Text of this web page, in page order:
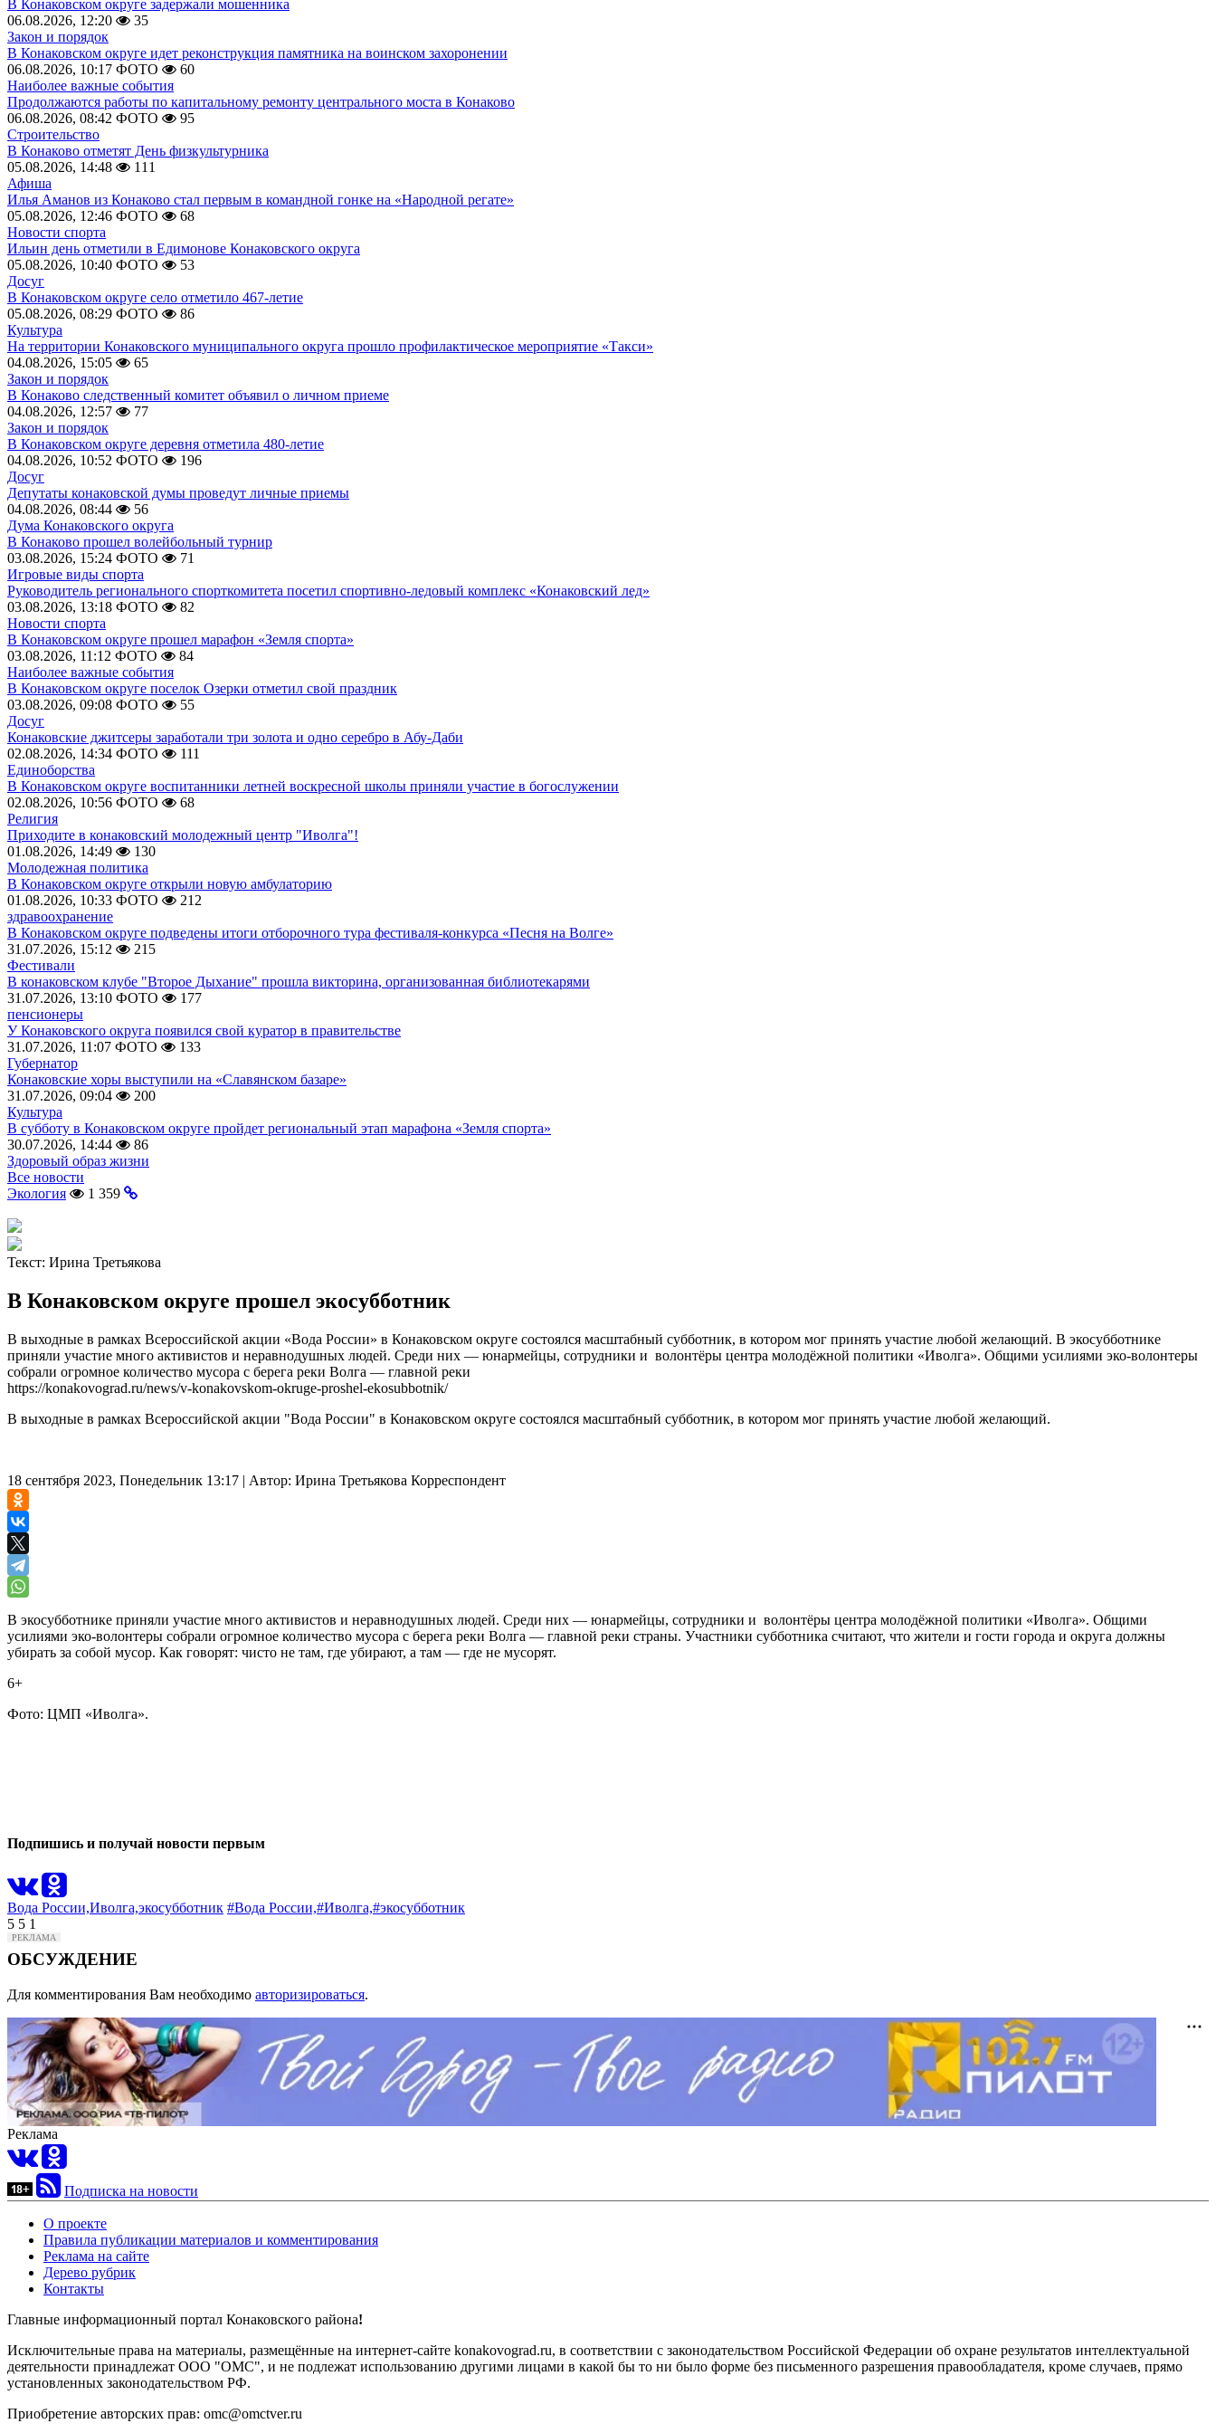
В Конаковском округе задержали мошенника
06.08.2026, 12:20
35
Закон и порядок
В Конаковском округе идет реконструкция памятника на воинском захоронении
06.08.2026, 10:17 ФОТО
60
Наиболее важные события
Продолжаются работы по капитальному ремонту центрального моста в Конаково
06.08.2026, 08:42 ФОТО
95
Строительство
В Конаково отметят День физкультурника
05.08.2026, 14:48
111
Афиша
Илья Аманов из Конаково стал первым в командной гонке на «Народной регате»
05.08.2026, 12:46 ФОТО
68
Новости спорта
Ильин день отметили в Едимонове Конаковского округа
05.08.2026, 10:40 ФОТО
53
Досуг
В Конаковском округе село отметило 467-летие
05.08.2026, 08:29 ФОТО
86
Культура
На территории Конаковского муниципального округа прошло профилактическое мероприятие «Такси»
04.08.2026, 15:05
65
Закон и порядок
В Конаково следственный комитет объявил о личном приеме
04.08.2026, 12:57
77
Закон и порядок
В Конаковском округе деревня отметила 480-летие
04.08.2026, 10:52 ФОТО
196
Досуг
Депутаты конаковской думы проведут личные приемы
04.08.2026, 08:44
56
Дума Конаковского округа
В Конаково прошел волейбольный турнир
03.08.2026, 15:24 ФОТО
71
Игровые виды спорта
Руководитель регионального спорткомитета посетил спортивно-ледовый комплекс «Конаковский лед»
03.08.2026, 13:18 ФОТО
82
Новости спорта
В Конаковском округе прошел марафон «Земля спорта»
03.08.2026, 11:12 ФОТО
84
Наиболее важные события
В Конаковском округе поселок Озерки отметил свой праздник
03.08.2026, 09:08 ФОТО
55
Досуг
Конаковские джитсеры заработали три золота и одно серебро в Абу-Даби
02.08.2026, 14:34 ФОТО
111
Единоборства
В Конаковском округе воспитанники летней воскресной школы приняли участие в богослужении
02.08.2026, 10:56 ФОТО
68
Религия
Приходите в конаковский молодежный центр "Иволга"!
01.08.2026, 14:49
130
Молодежная политика
В Конаковском округе открыли новую амбулаторию
01.08.2026, 10:33 ФОТО
212
здравоохранение
В Конаковском округе подведены итоги отборочного тура фестиваля-конкурса «Песня на Волге»
31.07.2026, 15:12
215
Фестивали
В конаковском клубе "Второе Дыхание" прошла викторина, организованная библиотекарями
31.07.2026, 13:10 ФОТО
177
пенсионеры
У Конаковского округа появился свой куратор в правительстве
31.07.2026, 11:07 ФОТО
133
Губернатор
Конаковские хоры выступили на «Славянском базаре»
31.07.2026, 09:04
200
Культура
В субботу в Конаковском округе пройдет региональный этап марафона «Земля спорта»
30.07.2026, 14:44
86
Здоровый образ жизни
Все новости
Экология
1 359
Текст: Ирина Третьякова
В Конаковском округе прошел экосубботник
В выходные в рамках Всероссийской акции «Вода России» в Конаковском округе состоялся масштабный субботник, в котором мог принять участие любой желающий. В экосубботнике
приняли участие много активистов и неравнодушных людей. Среди них — юнармейцы, сотрудники и волонтёры центра молодёжной политики «Иволга». Общими усилиями эко-волонтеры
собрали огромное количество мусора с берега реки Волга — главной реки
https://konakovograd.ru/news/v-konakovskom-okruge-proshel-ekosubbotnik/
В выходные в рамках Всероссийской акции "Вода России" в Конаковском округе состоялся масштабный субботник, в котором мог принять участие любой желающий.
18 сентября 2023, Понедельник 13:17 | Автор: Ирина Третьякова Корреспондент
В экосубботнике приняли участие много активистов и неравнодушных людей. Среди них — юнармейцы, сотрудники и волонтёры центра молодёжной политики «Иволга». Общими
усилиями эко-волонтеры собрали огромное количество мусора с берега реки Волга — главной реки страны. Участники субботника считают, что жители и гости города и округа должны
убирать за собой мусор. Как говорят: чисто не там, где убирают, а там — где не мусорят.
6+
Фото: ЦМП «Иволга».
Подпишись и получай новости первым
Вода России,Иволга,экосубботник #Вода России,#Иволга,#экосубботник
5 5 1
ОБСУЖДЕНИЕ
Для комментирования Вам необходимо авторизироваться.
Реклама
Подписка на новости
О проекте
Правила публикации материалов и комментирования
Реклама на сайте
Дерево рубрик
Контакты
Главные информационный портал Конаковского района!
Исключительные права на материалы, размещённые на интернет-сайте konakovograd.ru, в соответствии с законодательством Российской Федерации об охране результатов интеллектуальной
деятельности принадлежат ООО "ОМС", и не подлежат использованию другими лицами в какой бы то ни было форме без письменного разрешения правообладателя, кроме случаев, прямо
установленных законодательством РФ.
Приобретение авторских прав: omc@omctver.ru